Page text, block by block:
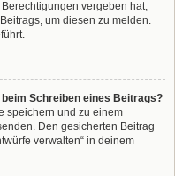
vergeben hat,
um diesen zu melden.
Schreiben eines Beitrags?
speichern und zu einem
Den gesicherten Beitrag
verwalten“ in deinem